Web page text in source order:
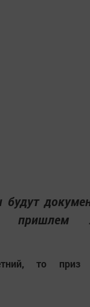
пришлем
то приз